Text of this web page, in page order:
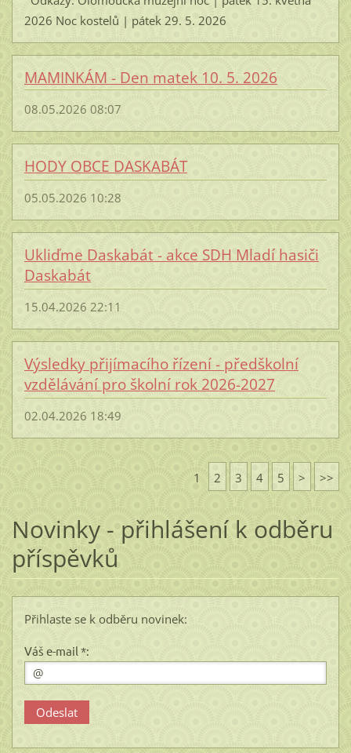
2026 Noc kostelů | pátek 29. 5. 2026
MAMINKÁM - Den matek 10. 5. 2026
08.05.2026 08:07
HODY OBCE DASKABÁT
05.05.2026 10:28
Ukliďme Daskabát - akce SDH Mladí hasiči
Daskabát
15.04.2026 22:11
Výsledky přijímacího řízení - předškolní
vzdělávání pro školní rok 2026-2027
02.04.2026 18:49
1 2 3 4 5 > >>
Novinky - přihlášení k odběru
příspěvků
Přihlaste se k odběru novinek:
Váš e-mail *: